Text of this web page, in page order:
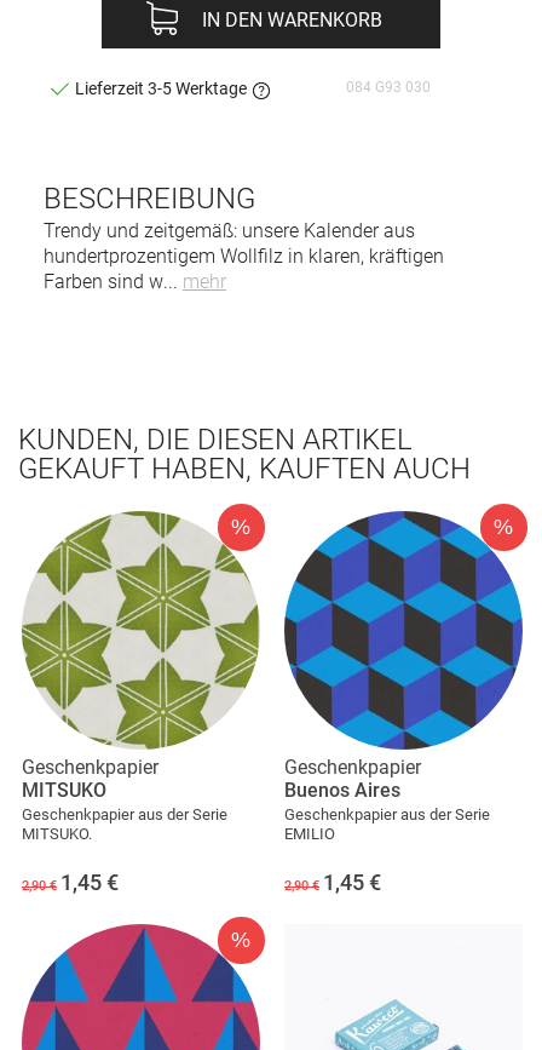
BESCHREIBUNG
Trendy und zeitgemäß: unsere Kalender aus
hundertprozentigem Wollfilz in klaren, kräftigen
Farben sind w... mehr
IN DEN WARENKORB
Lieferzeit 3-5 Werktage 084 G93 030
KUNDEN, DIE DIESEN ARTIKEL
GEKAUFT HABEN, KAUFTEN AUCH
Geschenkpapier
MITSUKO
Geschenkpapier aus der Serie
MITSUKO.
2,90 € 1,45 €
%
Geschenkpapier
Buenos Aires
Geschenkpapier aus der Serie
EMILIO
2,90 € 1,45 €
%
%